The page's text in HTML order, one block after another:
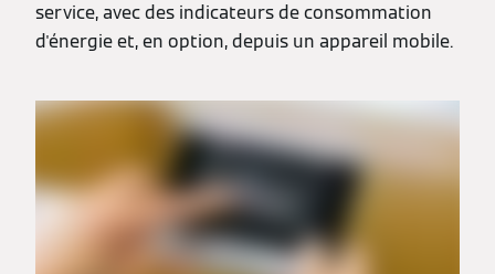
service, avec des indicateurs de consommation
d'énergie et, en option, depuis un appareil mobile.